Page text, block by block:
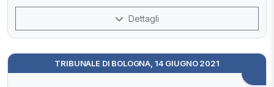
Dettagli
TRIBUNALE DI BOLOGNA, 14 GIUGNO 2021